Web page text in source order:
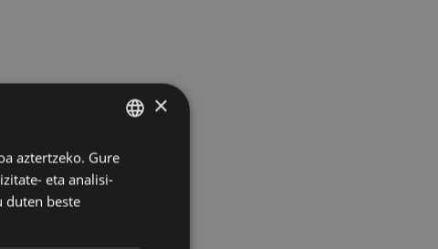
BASQUE
SPANISH
×
aztertzeko. Gure
eta analisi-
duten beste